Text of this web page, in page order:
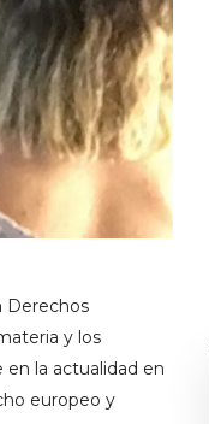
Derechos
y los
la actualidad en
europeo y